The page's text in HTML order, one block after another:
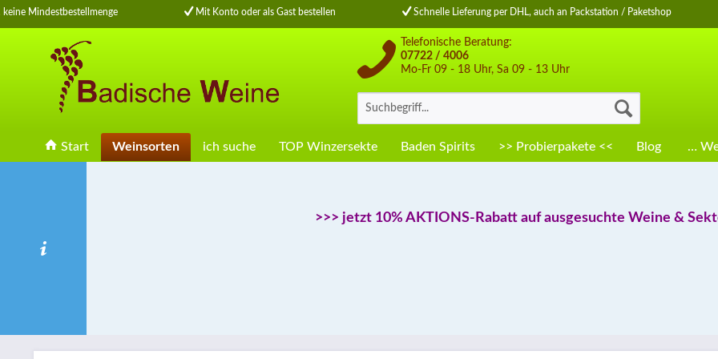
Mindestbestellmenge Mit Konto oder als Gast bestellen Schnelle Lieferung per DHL, auch an Packstation / Paketshop
Telefonische Beratung:
07722 / 4006
Mo-Fr 09 - 18 Uhr, Sa 09 - 13 Uhr
Start Weinsorten ich suche TOP Winzersekte Baden Spirits >> Probierpakete << Blog …
>>> jetzt 10% AKTIONS-Rabatt auf ausgesuchte Weine &